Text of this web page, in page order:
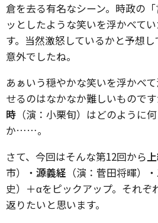
倉を去る有名なシーン。時政の
ッとしたような笑いを浮かべて
す。当然激怒しているかと予想
意外でしたね。
あぁいう穏やかな笑いを浮かべ
せるのはなかなか難しいもので
時 （演：小栗旬）はどのように
か……。
さて、今回はそんな第12回から
市）・ 源義経 （演：菅田将暉）・
史）＋αをピックアップ。それぞ
返りたいと思います。